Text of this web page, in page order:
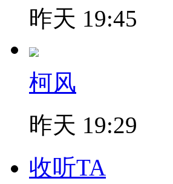
昨天 19:45
柯风
昨天 19:29
收听TA